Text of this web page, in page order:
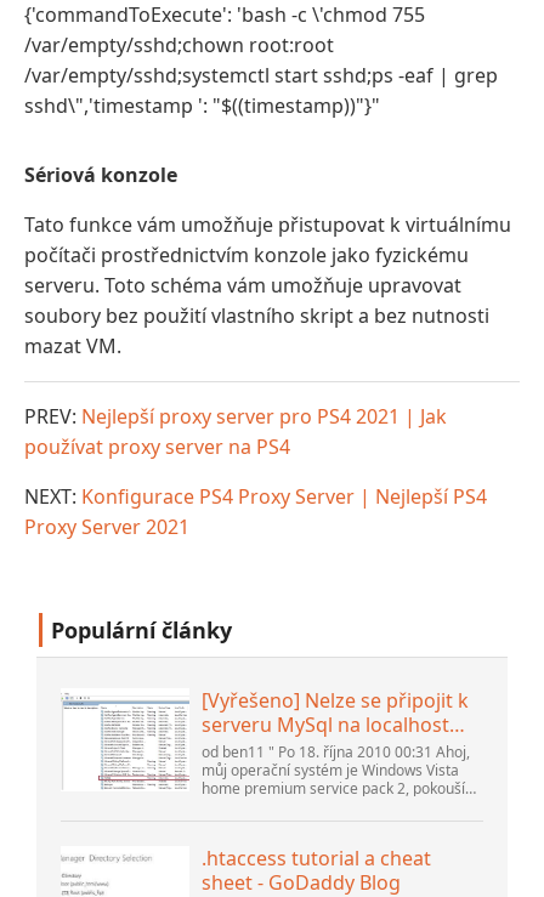
{'commandToExecute': 'bash -c \'chmod 755
/var/empty/sshd;chown root:root
/var/empty/sshd;systemctl start sshd;ps -eaf | grep
sshd\",'timestamp ': "$((timestamp))"}"
Sériová konzole
Tato funkce vám umožňuje přistupovat k virtuálnímu
počítači prostřednictvím konzole jako fyzickému
serveru. Toto schéma vám umožňuje upravovat
soubory bez použití vlastního skript a bez nutnosti
mazat VM.
PREV: Nejlepší proxy server pro PS4 2021 | Jak
používat proxy server na PS4
NEXT: Konfigurace PS4 Proxy Server | Nejlepší PS4
Proxy Server 2021
Populární články
[Vyřešeno] Nelze se připojit k
serveru MySql na localhost
(10061) (Zobrazit téma) *
Fórum komunity Apache
OpenOffice
od ben11 " Po 18. října 2010 00:31 Ahoj,
můj operační systém je Windows Vista
home premium service pack 2, pokouším
verze 5.1. Spustil jsem databázi
.htaccess tutorial a cheat
sheet - GoDaddy Blog